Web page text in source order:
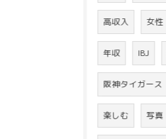
高収入 女性
年収 IBJ
阪神タイガース
楽しむ 写真